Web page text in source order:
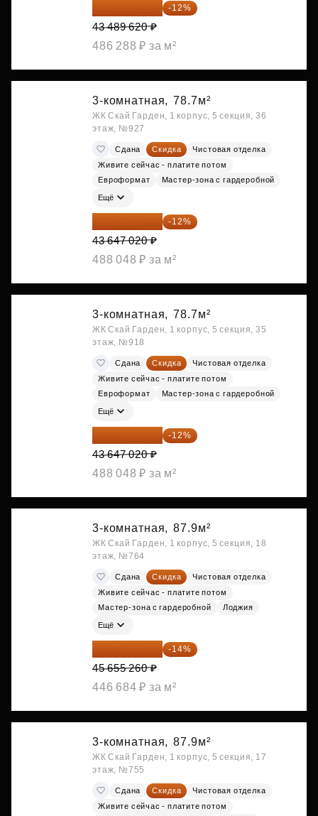
38 270 866 ₽ -12%
43 489 620 ₽
486 288 ₽ за м²
3-комнатная, 78.7м²
ЖК Скай Гарден, 1 корпус, 5 секция, 36
этаж, №927
Сдана Скидка
Чистовая отделка
Живите сейчас - платите потом
Евроформат
Мастер-зона с гардеробной
Ещё
38 409 378 ₽ -12%
43 647 020 ₽
488 048 ₽ за м²
3-комнатная, 78.7м²
ЖК Скай Гарден, 1 корпус, 5 секция, 35
этаж, №918
Сдана Скидка
Чистовая отделка
Живите сейчас - платите потом
Евроформат
Мастер-зона с гардеробной
Ещё
38 409 378 ₽ -12%
43 647 020 ₽
488 048 ₽ за м²
3-комнатная, 87.9м²
ЖК Скай Гарден, 1 корпус, 5 секция, 18
этаж, №764
Сдана Скидка
Чистовая отделка
Живите сейчас - платите потом
Мастер-зона с гардеробной
Лоджия
Ещё
39 263 524 ₽ -14%
45 655 260 ₽
446 684 ₽ за м²
3-комнатная, 87.9м²
ЖК Скай Гарден, 1 корпус, 5 секция, 17
этаж, №755
Сдана Скидка
Чистовая отделка
Живите сейчас - платите потом